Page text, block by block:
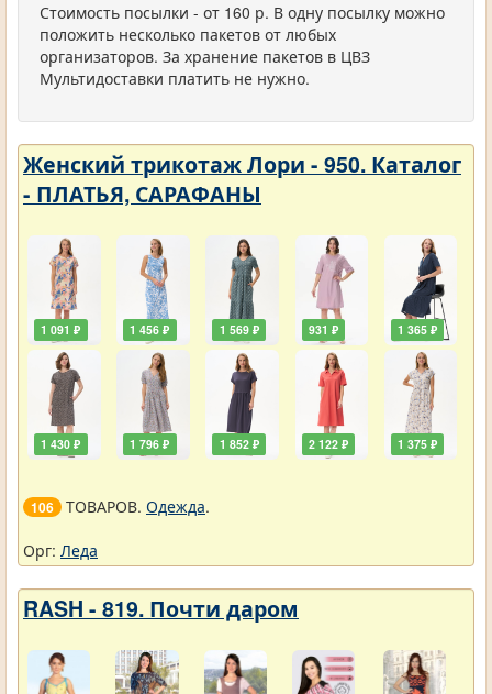
Стоимость посылки - от 160 р. В одну посылку можно
положить несколько пакетов от любых
организаторов. За хранение пакетов в ЦВЗ
Мультидоставки платить не нужно.
Женский трикотаж Лори - 950. Каталог
- ПЛАТЬЯ, САРАФАНЫ
1 091 ₽
1 430 ₽
1 456 ₽
1 796 ₽
1 569 ₽
1 852 ₽
931 ₽
2 122 ₽
1 365 ₽
1 375 ₽
106 ТОВАРОВ. Одежда.
Орг: Леда
RASH - 819. Почти даром